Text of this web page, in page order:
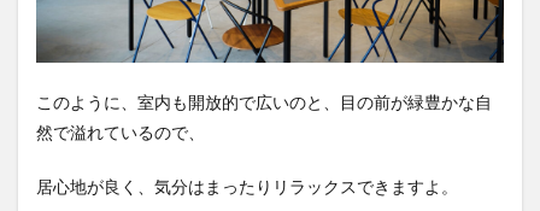
このように、室内も開放的で広いのと、目の前が緑豊かな自
然で溢れているので、
居心地が良く、気分はまったりリラックスできますよ。